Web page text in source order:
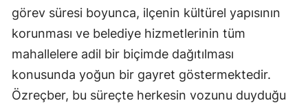
görev süresi boyunca, ilçenin kültürel yapısının
korunması ve belediye hizmetlerinin tüm
mahallelere adil bir biçimde dağıtılması
konusunda yoğun bir gayret göstermektedir.
Özreçber, bu süreçte herkesin vozunu duyduğu